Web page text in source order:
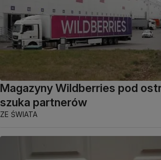
Magazyny Wildberries pod
szuka partnerów
ZE ŚWIATA